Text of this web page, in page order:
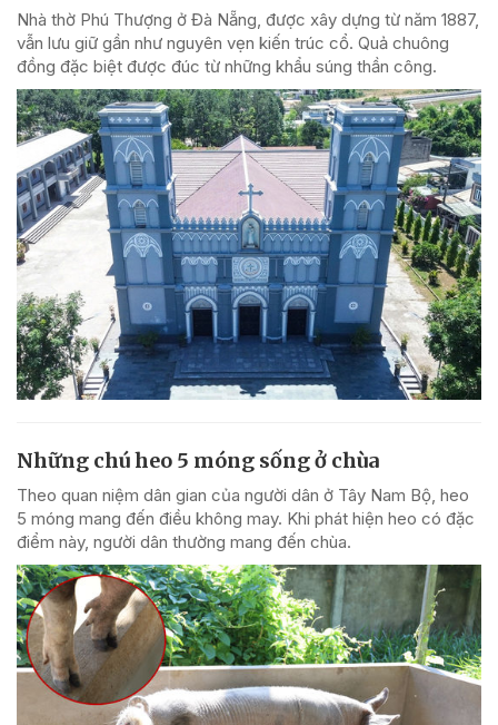
Nhà thờ Phú Thượng ở Đà Nẵng, được xây dựng từ năm 1887,
vẫn lưu giữ gần như nguyên vẹn kiến trúc cổ. Quả chuông
đồng đặc biệt được đúc từ những khẩu súng thần công.
Những chú heo 5 móng sống ở chùa
Theo quan niệm dân gian của người dân ở Tây Nam Bộ, heo
5 móng mang đến điều không may. Khi phát hiện heo có đặc
điểm này, người dân thường mang đến chùa.